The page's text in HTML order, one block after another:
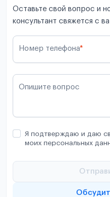
Оставьте свой вопрос и
консультант свяжется с
Номер телефона*
Опишите вопрос
Я подтверждаю и даю
моих персональных